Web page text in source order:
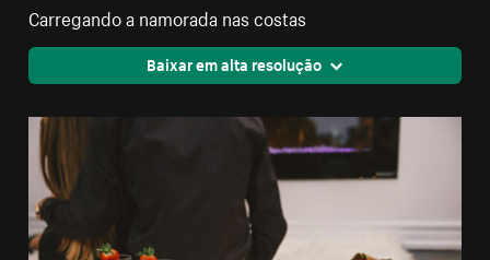
Carregando a namorada nas costas
Baixar em alta resolução